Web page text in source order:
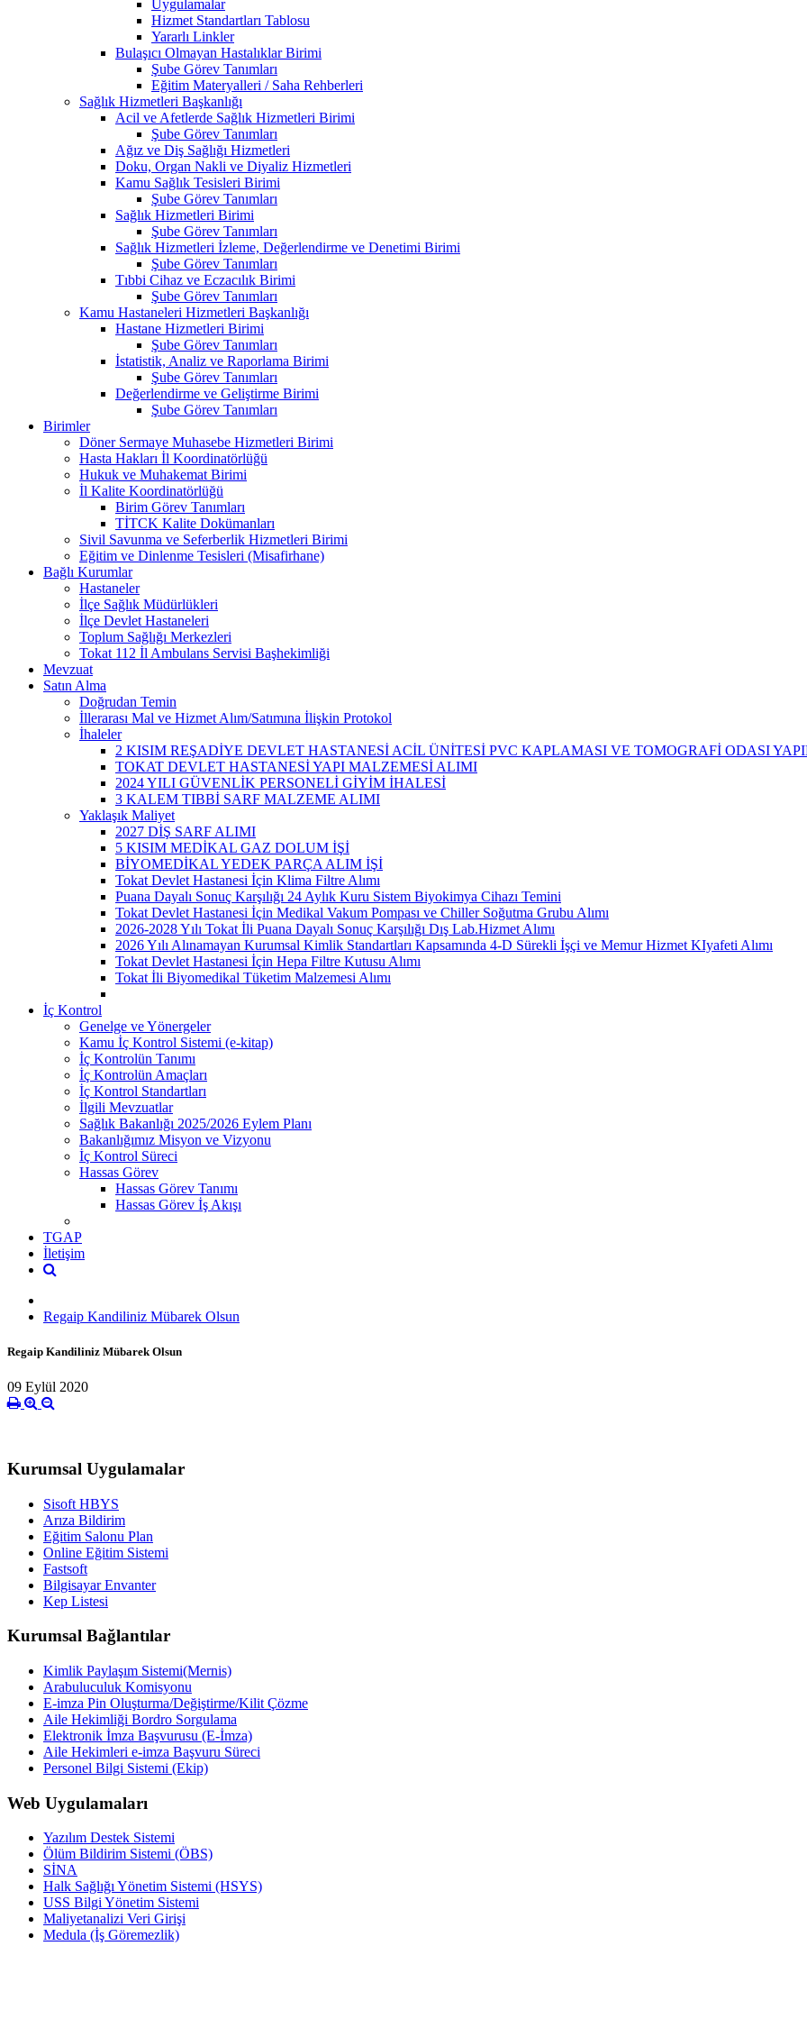
Uygulamalar
Hizmet Standartları Tablosu
Yararlı Linkler
Bulaşıcı Olmayan Hastalıklar Birimi
Şube Görev Tanımları
Eğitim Materyalleri / Saha Rehberleri
Sağlık Hizmetleri Başkanlığı
Acil ve Afetlerde Sağlık Hizmetleri Birimi
Şube Görev Tanımları
Ağız ve Diş Sağlığı Hizmetleri
Doku, Organ Nakli ve Diyaliz Hizmetleri
Kamu Sağlık Tesisleri Birimi
Şube Görev Tanımları
Sağlık Hizmetleri Birimi
Şube Görev Tanımları
Sağlık Hizmetleri İzleme, Değerlendirme ve Denetimi Birimi
Şube Görev Tanımları
Tıbbi Cihaz ve Eczacılık Birimi
Şube Görev Tanımları
Kamu Hastaneleri Hizmetleri Başkanlığı
Hastane Hizmetleri Birimi
Şube Görev Tanımları
İstatistik, Analiz ve Raporlama Birimi
Şube Görev Tanımları
Değerlendirme ve Geliştirme Birimi
Şube Görev Tanımları
Birimler
Döner Sermaye Muhasebe Hizmetleri Birimi
Hasta Hakları İl Koordinatörlüğü
Hukuk ve Muhakemat Birimi
İl Kalite Koordinatörlüğü
Birim Görev Tanımları
TİTCK Kalite Dokümanları
Sivil Savunma ve Seferberlik Hizmetleri Birimi
Eğitim ve Dinlenme Tesisleri (Misafirhane)
Bağlı Kurumlar
Hastaneler
İlçe Sağlık Müdürlükleri
İlçe Devlet Hastaneleri
Toplum Sağlığı Merkezleri
Tokat 112 İl Ambulans Servisi Başhekimliği
Mevzuat
Satın Alma
Doğrudan Temin
İllerarası Mal ve Hizmet Alım/Satımına İlişkin Protokol
İhaleler
2 KISIM REŞADİYE DEVLET HASTANESİ ACİL ÜNİTESİ PVC KAPLAMASI VE TOMOGRAFİ ODASI
TOKAT DEVLET HASTANESİ YAPI MALZEMESİ ALIMI
2024 YILI GÜVENLİK PERSONELİ GİYİM İHALESİ
3 KALEM TIBBİ SARF MALZEME ALIMI
Yaklaşık Maliyet
2027 DİŞ SARF ALIMI
5 KISIM MEDİKAL GAZ DOLUM İŞİ
BİYOMEDİKAL YEDEK PARÇA ALIM İŞİ
Tokat Devlet Hastanesi İçin Klima Filtre Alımı
Puana Dayalı Sonuç Karşılığı 24 Aylık Kuru Sistem Biyokimya Cihazı Temini
Tokat Devlet Hastanesi İçin Medikal Vakum Pompası ve Chiller Soğutma Grubu Alımı
2026-2028 Yılı Tokat İli Puana Dayalı Sonuç Karşılığı Dış Lab.Hizmet Alımı
2026 Yılı Alınamayan Kurumsal Kimlik Standartları Kapsamında 4-D Sürekli İşçi ve Memur Hizmet KIyafeti Alımı
Tokat Devlet Hastanesi İçin Hepa Filtre Kutusu Alımı
Tokat İli Biyomedikal Tüketim Malzemesi Alımı
İç Kontrol
Genelge ve Yönergeler
Kamu İç Kontrol Sistemi (e-kitap)
İç Kontrolün Tanımı
İç Kontrolün Amaçları
İç Kontrol Standartları
İlgili Mevzuatlar
Sağlık Bakanlığı 2025/2026 Eylem Planı
Bakanlığımız Misyon ve Vizyonu
İç Kontrol Süreci
Hassas Görev
Hassas Görev Tanımı
Hassas Görev İş Akışı
TGAP
İletişim
Regaip Kandiliniz Mübarek Olsun
Regaip Kandiliniz Mübarek Olsun
09 Eylül 2020
Kurumsal Uygulamalar
Sisoft HBYS
Arıza Bildirim
Eğitim Salonu Plan
Online Eğitim Sistemi
Fastsoft
Bilgisayar Envanter
Kep Listesi
Kurumsal Bağlantılar
Kimlik Paylaşım Sistemi(Mernis)
Arabuluculuk Komisyonu
E-imza Pin Oluşturma/Değiştirme/Kilit Çözme
Aile Hekimliği Bordro Sorgulama
Elektronik İmza Başvurusu (E-İmza)
Aile Hekimleri e-imza Başvuru Süreci
Personel Bilgi Sistemi (Ekip)
Web Uygulamaları
Yazılım Destek Sistemi
Ölüm Bildirim Sistemi (ÖBS)
SİNA
Halk Sağlığı Yönetim Sistemi (HSYS)
USS Bilgi Yönetim Sistemi
Maliyetanalizi Veri Girişi
Medula (İş Göremezlik)